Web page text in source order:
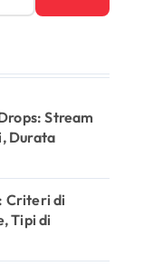
Stream
Durata
Criteri di
Tipi di